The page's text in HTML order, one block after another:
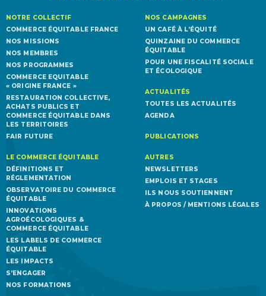
NOTRE COLLECTIF
COMMERCE ÉQUITABLE FRANCE
NOS MISSIONS
NOS MEMBRES
NOS PROGRAMMES
COMMERCE EQUITABLE
« ORIGINE FRANCE »
RESTAURATION COLLECTIVE,
ACHATS PUBLICS ET
COMMERCE ÉQUITABLE DANS
LES TERRITOIRES
FAIR FUTURE
LE COMMERCE ÉQUITABLE
DÉFINITIONS ET
RÉGLEMENTATION
OBSERVATOIRE DU COMMERCE
ÉQUITABLE
INNOVATIONS
AGROÉCOLOGIQUES &
COMMERCE ÉQUITABLE
LES LABELS DE COMMERCE
ÉQUITABLE
LES IMPACTS
S’ENGAGER
NOS FORMATIONS
NOS CAMPAGNES
UN CAFÉ À L’ÉQUITÉ
QUINZAINE DU COMMERCE
ÉQUITABLE
POUR UNE FISCALITÉ SOCIALE
ET ÉCOLOGIQUE
ACTUALITÉS
TOUTES LES ACTUALITÉS
AGENDA
PUBLICATIONS
AUTRES
NEWSLETTERS
EMPLOIS ET STAGES
ILS NOUS SOUTIENNENT
À PROPOS / MENTIONS LÉGALES